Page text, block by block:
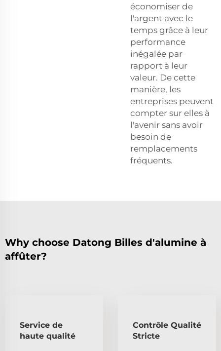
économiser de
l'argent avec le
temps grâce à leur
performance
inégalée par
rapport à leur
valeur. De cette
manière, les
entreprises peuvent
compter sur elles à
l'avenir sans avoir
besoin de
remplacements
fréquents.
Why choose Datong Billes d'alumine à
affûter?
Service de
haute qualité
Contrôle Qualité
Stricte